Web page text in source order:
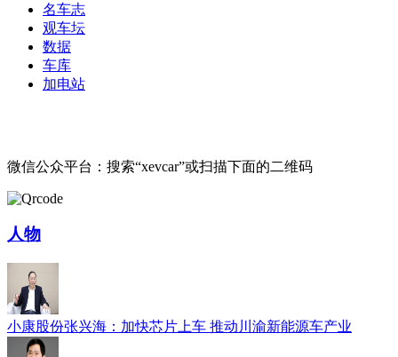
名车志
观车坛
数据
车库
加电站
微信公众平台：搜索“xevcar”或扫描下面的二维码
人物
小康股份张兴海：加快芯片上车 推动川渝新能源车产业